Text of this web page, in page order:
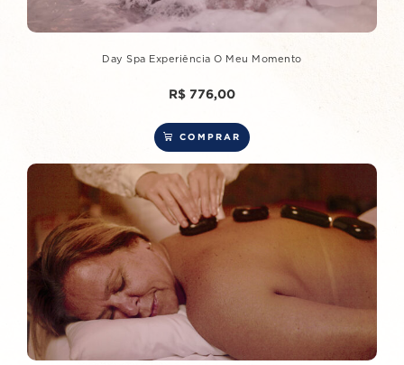
Day Spa Experiência O Meu Momento
R$ 776,00
COMPRAR